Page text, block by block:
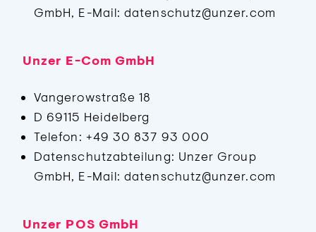
GmbH, E-Mail: datenschutz@unzer.com
Unzer E-Com GmbH
Vangerowstraße 18
D 69115 Heidelberg
Telefon: +49 30 837 93 000
Datenschutzabteilung: Unzer Group
GmbH, E-Mail: datenschutz@unzer.com
Unzer POS GmbH